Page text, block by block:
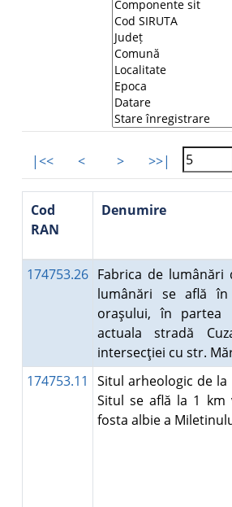
|<< < > >>|
Cod
RAN
Denumire
174753.26 Fabrica de lumânări
lumânări se află
oraşului, în partea
actuala stradă
intersecţiei cu str.
174753.11
Situl arheologic de la
Situl se află la 1 km
fosta albie a